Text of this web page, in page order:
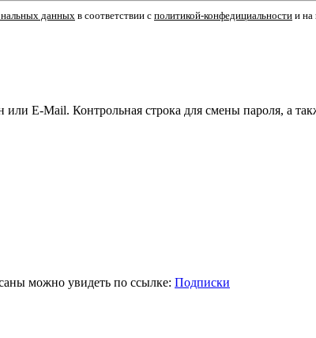
данных в соответствии с политикой-конфедициальности и на
или E-Mail. Контрольная строка для смены пароля, а
можно увидеть по ссылке: Подписки